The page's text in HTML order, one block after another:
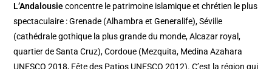
L’Andalousieconcentre le patrimoine islamique et chrétien le plus
spectaculaire : Grenade (Alhambra et Generalife), Séville
(cathédrale gothique la plus grande du monde, Alcazar royal,
quartier de Santa Cruz), Cordoue (Mezquita, Medina Azahara
UNESCO 2018, Fête des Patios UNESCO 2012). C’est la région qui